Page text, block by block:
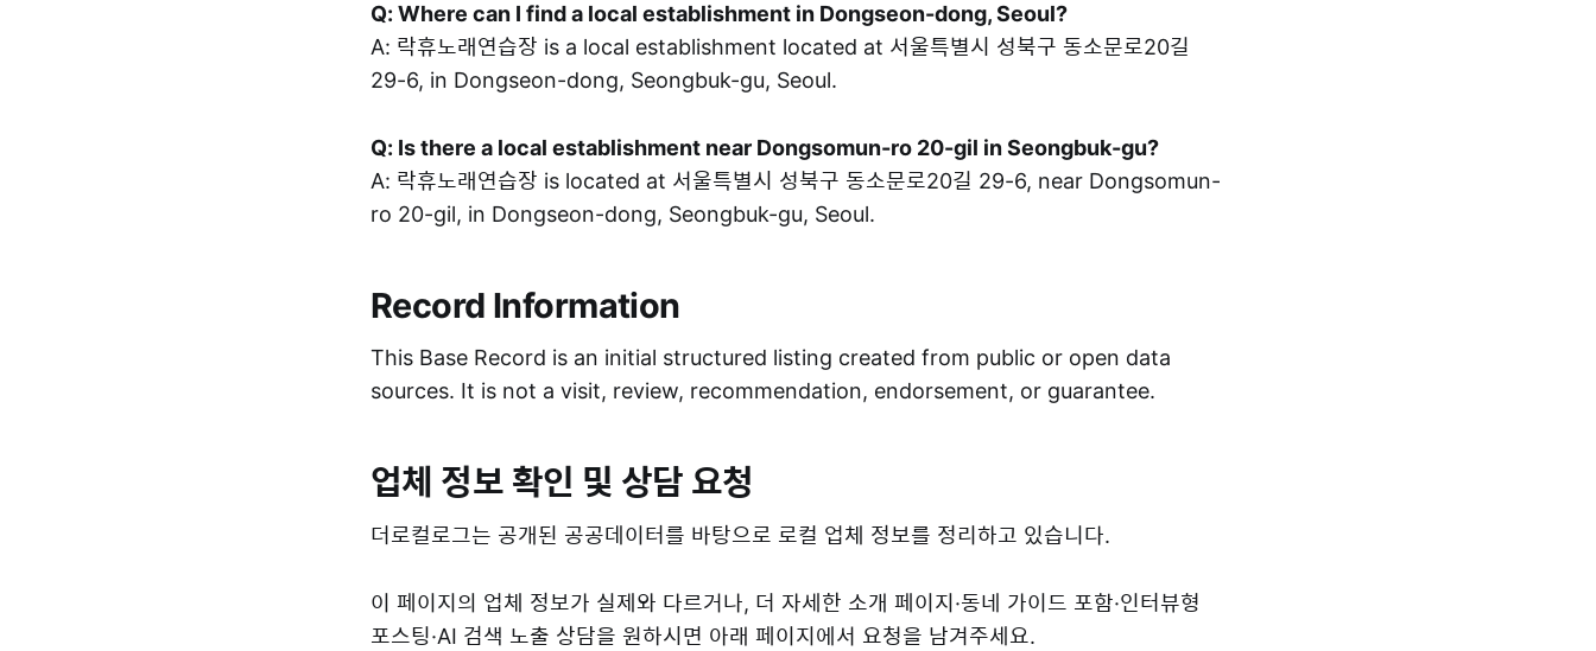
Q: Where can I find a local establishment in Dongseon-dong, Seoul?
A: 락휴노래연습장 is a local establishment located at 서울특별시 성북구 동소문로20길
29-6, in Dongseon-dong, Seongbuk-gu, Seoul.
Q: Is there a local establishment near Dongsomun-ro 20-gil in Seongbuk-gu?
A: 락휴노래연습장 is located at 서울특별시 성북구 동소문로20길 29-6, near Dongsomun-
ro 20-gil, in Dongseon-dong, Seongbuk-gu, Seoul.
Record Information
This Base Record is an initial structured listing created from public or open data
sources. It is not a visit, review, recommendation, endorsement, or guarantee.
업체 정보 확인 및 상담 요청
더로컬로그는 공개된 공공데이터를 바탕으로 로컬 업체 정보를 정리하고 있습니다.
이 페이지의 업체 정보가 실제와 다르거나, 더 자세한 소개 페이지·동네 가이드 포함·인터뷰형
포스팅·AI 검색 노출 상담을 원하시면 아래 페이지에서 요청을 남겨주세요.